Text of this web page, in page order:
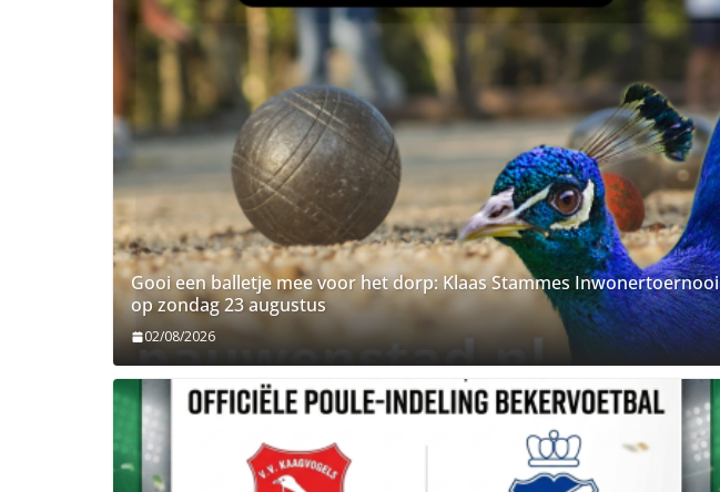
Gooi een balletje mee voor het dorp: Klaas Stammes Inwonertoernooi
op zondag 23 augustus
02/08/2026